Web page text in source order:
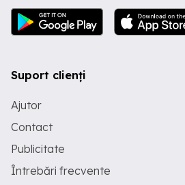
Suport clienți
Ajutor
Contact
Publicitate
Întrebări frecvente